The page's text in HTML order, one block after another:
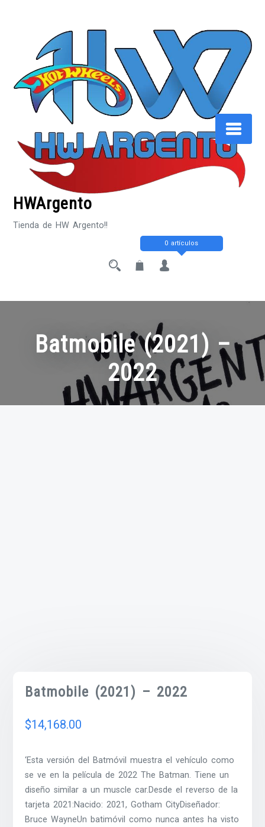
HWArgento
Tienda de HW Argento!!
0 artículos
Batmobile (2021) –
2022
Batmobile (2021) – 2022
$14,168.00
‘Esta versión del Batmóvil muestra el vehículo como
se ve en la película de 2022 The Batman. Tiene un
diseño similar a un muscle car.Desde el reverso de la
tarjeta 2021:Nacido: 2021, Gotham CityDiseñador:
Bruce WayneUn batimóvil como nunca antes ha visto